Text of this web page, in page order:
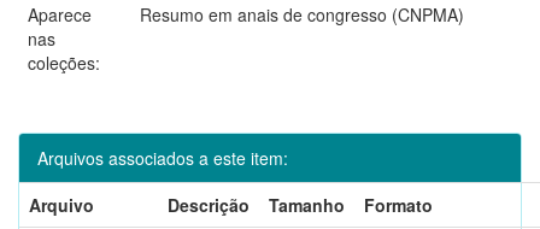
Aparece
nas
coleções:
Resumo em anais de congresso (CNPMA)
Arquivos associados a este item:
Arquivo
Descrição Tamanho
Formato